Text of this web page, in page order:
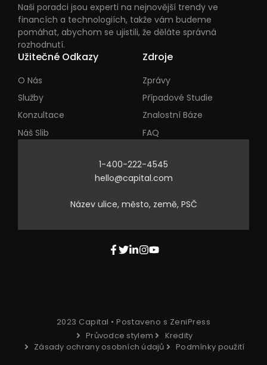
Naši poradci jsou experti na nejnovější trendy ve
financích a technologiích, takže vám budeme
pomáhat, abychom se ujistili, že děláte správná
rozhodnutí.
Užitečné Odkazy
O Nás
Služby
Konzultace
Náš Slib
Zdroje
Zprávy
Případové Studie
Znalostní Báze
FAQ
1-400-222-4545
hello@capital.com
Název ulice, město, země, PSČ
2023 Capital • Postaveno s ZeniPress
Průvodce stylem
Kredity
Zásady ochrany osobních údajů
Podmínky použití